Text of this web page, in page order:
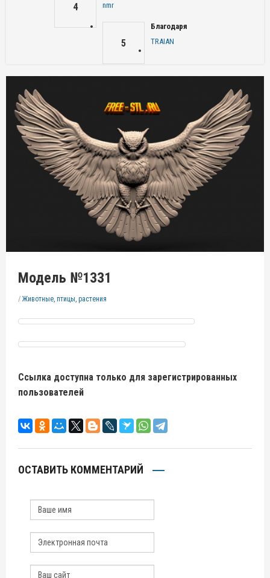
4
nmr
5
Благодаря
TRAIAN
Модель №1331
/ Животные, птицы, растения
Ссылка доступна только для зарегистрированных
пользователей
ОСТАВИТЬ КОММЕНТАРИЙ